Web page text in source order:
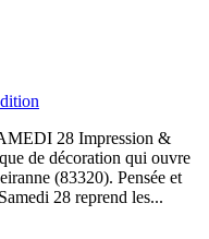
28 Impression &
de décoration qui ouvre
(83320). Pensée et
28 reprend les...